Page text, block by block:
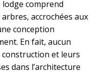
comprend
accrochées aux
conception
En fait, aucun
construction et leurs
dans l’architecture